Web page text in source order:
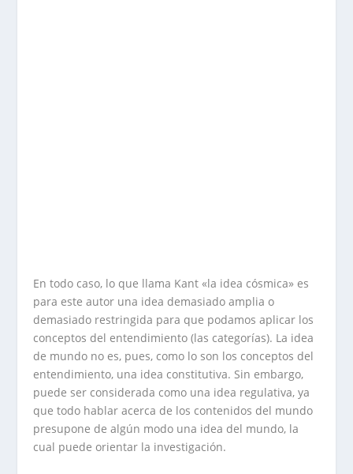
En todo caso, lo que llama Kant «la idea cósmica» es
para este autor una idea demasiado amplia o
demasiado restringida para que podamos aplicar los
conceptos del entendimiento (las categorías). La idea
de mundo no es, pues, como lo son los conceptos del
entendimiento, una idea constitutiva. Sin embargo,
puede ser considerada como una idea regulativa, ya
que todo hablar acerca de los contenidos del mundo
presupone de algún modo una idea del mundo, la
cual puede orientar la investigación.